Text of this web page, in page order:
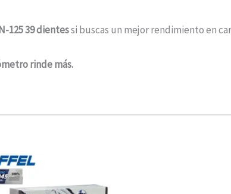
125 39 dientessi buscas un mejor rendimiento en
rinde más.